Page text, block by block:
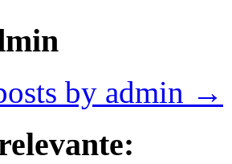
by admin →